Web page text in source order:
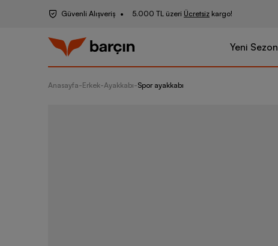
Güvenli Alışveriş 5.000 TL üzeri Ücretsiz kargo!
Yeni Sezon
Anasayfa-Erkek-Ayakkabı-Spor ayakkabı